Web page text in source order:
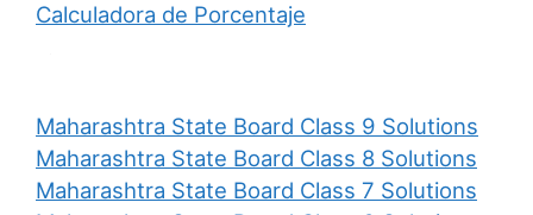
Calculadora de Porcentaje
Maharashtra State Board Class 9 Solutions
Maharashtra State Board Class 8 Solutions
Maharashtra State Board Class 7 Solutions